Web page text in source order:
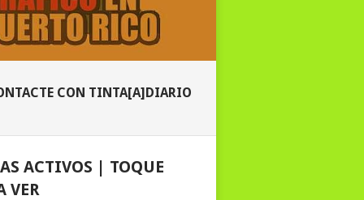
CON TINTA[A]DIARIO
ACTIVOS | TOQUE
VER